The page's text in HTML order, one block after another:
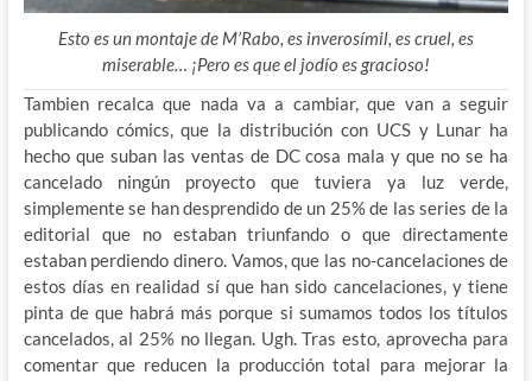
Esto es un montaje de M’Rabo, es inverosímil, es cruel, es
miserable… ¡Pero es que el jodío es gracioso!
Tambien recalca que nada va a cambiar, que van a seguir
publicando cómics, que la distribución con UCS y Lunar ha
hecho que suban las ventas de DC cosa mala y que no se ha
cancelado ningún proyecto que tuviera ya luz verde,
simplemente se han desprendido de un 25% de las series de la
editorial que no estaban triunfando o que directamente
estaban perdiendo dinero. Vamos, que las no-cancelaciones de
estos días en realidad sí que han sido cancelaciones, y tiene
pinta de que habrá más porque si sumamos todos los títulos
cancelados, al 25% no llegan. Ugh. Tras esto, aprovecha para
comentar que reducen la producción total para mejorar la